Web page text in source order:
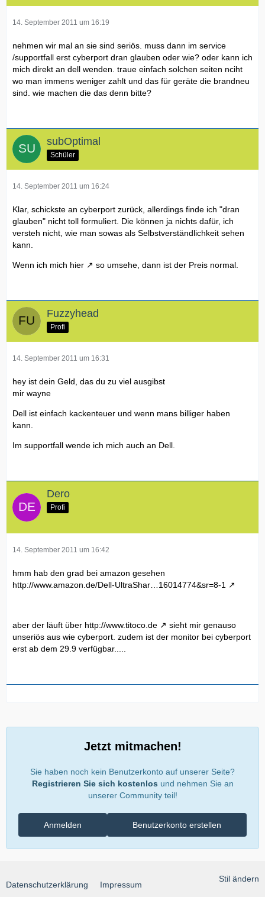
14. September 2011 um 16:19
nehmen wir mal an sie sind seriös. muss dann im service
/supportfall erst cyberport dran glauben oder wie? oder kann ich
mich direkt an dell wenden. traue einfach solchen seiten nciht
wo man immens weniger zahlt und das für geräte die brandneu
sind. wie machen die das denn bitte?
subOptimal
Schüler
14. September 2011 um 16:24
Klar, schickste an cyberport zurück, allerdings finde ich "dran
glauben" nicht toll formuliert. Die können ja nichts dafür, ich
versteh nicht, wie man sowas als Selbstverständlichkeit sehen
kann.
Wenn ich mich hier so umsehe, dann ist der Preis normal.
Fuzzyhead
Profi
14. September 2011 um 16:31
hey ist dein Geld, das du zu viel ausgibst
mir wayne
Dell ist einfach kackenteuer und wenn mans billiger haben
kann.
Im supportfall wende ich mich auch an Dell.
Dero
Profi
14. September 2011 um 16:42
hmm hab den grad bei amazon gesehen
http://www.amazon.de/Dell-UltraShar…16014774&sr=8-1
aber der läuft über http://www.titoco.de
sieht mir genauso
unseriös aus wie cyberport. zudem ist der monitor bei cyberport
erst ab dem 29.9 verfügbar.....
Jetzt mitmachen!
Sie haben noch kein Benutzerkonto auf unserer Seite?
Registrieren Sie sich kostenlos und nehmen Sie an
unserer Community teil!
Benutzerkonto erstellen
Anmelden
Stil ändern
Datenschutzerklärung Impressum